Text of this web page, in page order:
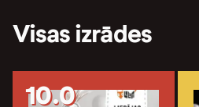
Visas izrādes
10.0